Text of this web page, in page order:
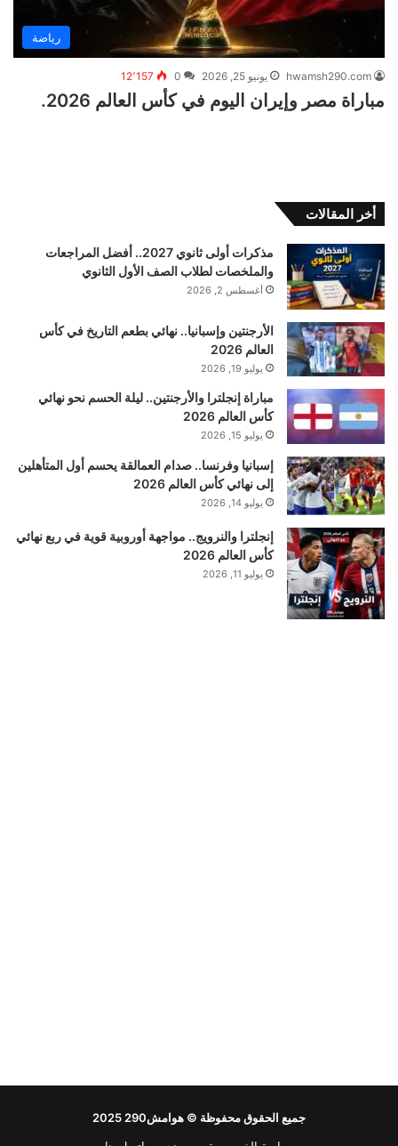
رياضة
hwamsh290.com يونيو 25, 2026 0 12٬157
مباراة مصر وإيران اليوم في كأس العالم 2026.
أخر المقالات
مذكرات أولى ثانوي 2027.. أفضل المراجعات
والملخصات لطلاب الصف الأول الثانوي
أغسطس 2, 2026
الأرجنتين وإسبانيا.. نهائي بطعم التاريخ في كأس
العالم 2026
يوليو 19, 2026
مباراة إنجلترا والأرجنتين.. ليلة الحسم نحو نهائي
كأس العالم 2026
يوليو 15, 2026
إسبانيا وفرنسا.. صدام العمالقة يحسم أول المتأهلين
إلى نهائي كأس العالم 2026
يوليو 14, 2026
إنجلترا والنرويج.. مواجهة أوروبية قوية في ربع نهائي
كأس العالم 2026
يوليو 11, 2026
جميع الحقوق محفوظة © هوامش290